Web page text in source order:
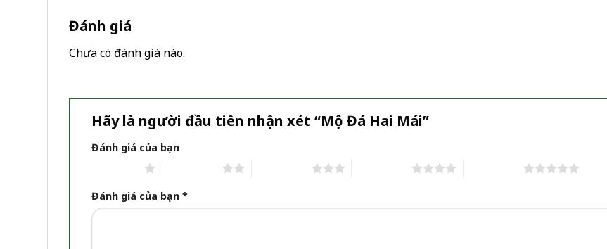
Đánh giá
Chưa có đánh giá nào.
Hãy là người đầu tiên nhận xét “Mộ Đá Hai Mái”
Đánh giá của bạn
Đánh giá của bạn *